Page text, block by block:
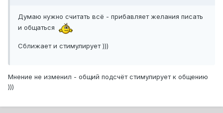
Думаю нужно считать всё - прибавляет желания писать
и общаться
Сближает и стимулирует )))
Мнение не изменил - общий подсчёт стимулирует к общению
)))